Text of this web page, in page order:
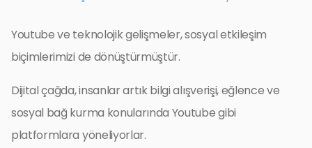
Youtube ve teknolojik gelişmeler, sosyal etkileşim
biçimlerimizi de dönüştürmüştür.
Dijital çağda, insanlar artık bilgi alışverişi, eğlence ve
sosyal bağ kurma konularında Youtube gibi
platformlara yöneliyorlar.